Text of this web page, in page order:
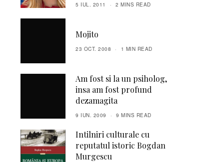
5 IUL. 2011 2 MINS READ
Mojito
23 OCT. 2008 1 MIN READ
Am fost si la un psiholog,
insa am fost profund
dezamagita
9 IUN. 2009 9 MINS READ
Intilniri culturale cu
reputatul istoric Bogdan
Murgescu